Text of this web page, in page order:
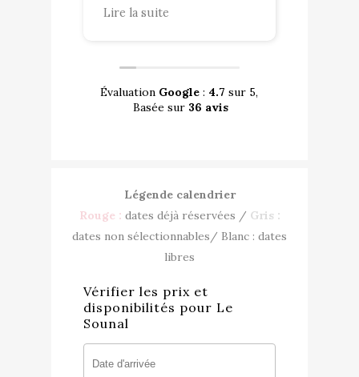
pendant un week-end et
La position est facile et
vous permet de
rayonner sans difficulté
Lire la suite
Évaluation Google: 4.7 sur 5,
Basée sur 36 avis
Légende calendrier
Rouge : dates déjà réservées / Gris :
dates non sélectionnables/ Blanc : dates
libres
Vérifier les prix et
disponibilités pour Le
Sounal